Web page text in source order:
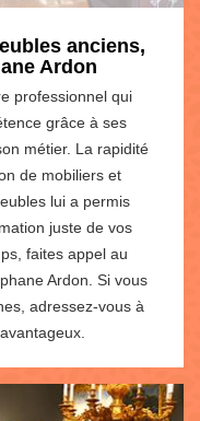
anciens,
Ardon
professionnel qui
grâce à ses
métier. La rapidité
de mobiliers et
lui a permis
juste de vos
faites appel au
Ardon. Si vous
adressez-vous à